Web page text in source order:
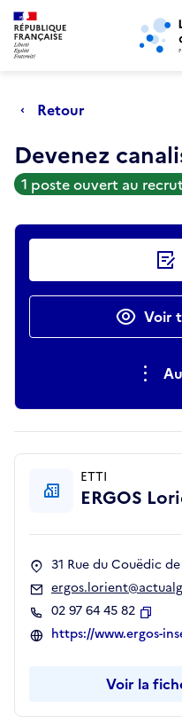
Aller au menu principal
Retour
Devenez
1 poste ouvert au
Actions rapides
Voir
ETTI
ERGOS
31 Rue du Couëdic
02 97 64 45 82
https://www.ergos-
Voir la
Retour au début de la page
Panneau de gestion des